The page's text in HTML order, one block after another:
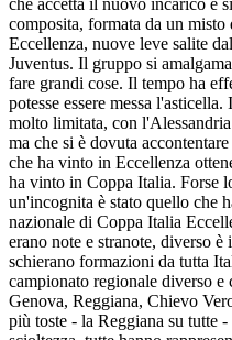
che accetta il nuovo incarico e
composita, formata da un
Eccellenza, nuove leve salite
Juventus. Il gruppo si
fare grandi cose. Il tempo ha
potesse essere messa
molto limitata, con
ma che si è dovuta
che ha vinto in Eccellenza
ha vinto in Coppa Italia. Forse
un'incognita è stato quello che
nazionale di Coppa Italia
erano note e stranote, diverso
schierano formazioni da tutta
campionato regionale diverso
Genova, Reggiana, Chievo
più toste - la Reggiana su tutte